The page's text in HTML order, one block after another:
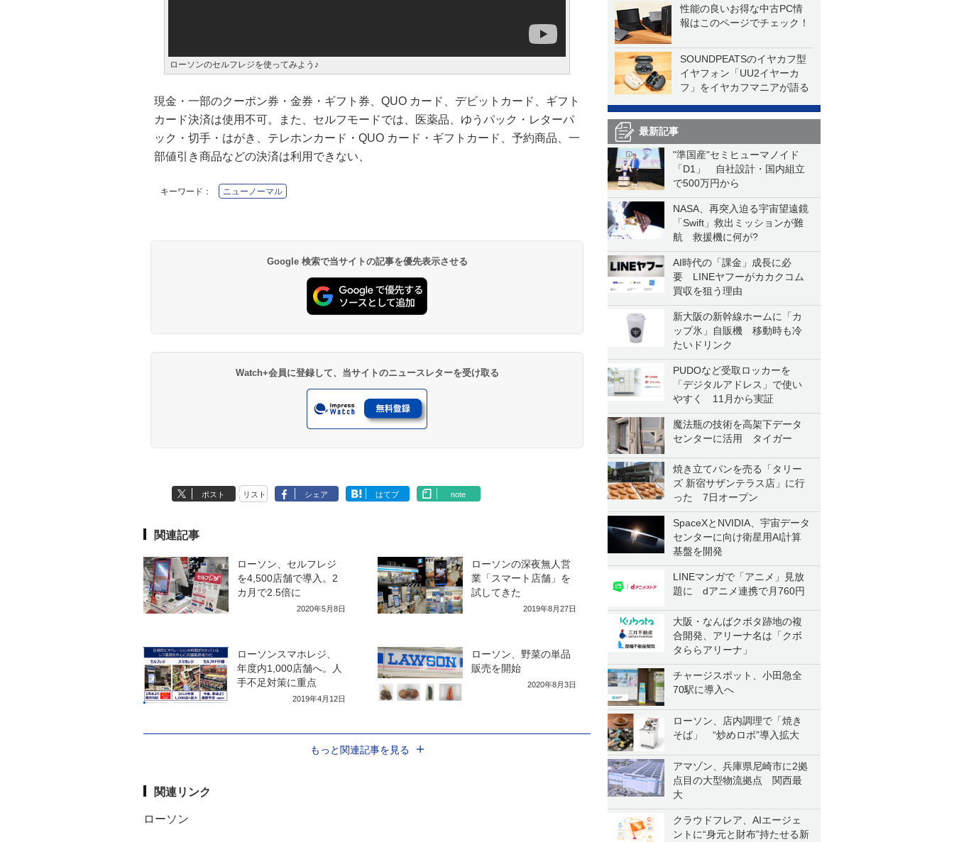
性能の良いお得な中古PC情
報はこのページでチェック！
SOUNDPEATSのイヤカフ型
イヤフォン「UU2イヤーカ
フ」をイヤカフマニアが語る
最新記事
"準国産"セミヒューマノイド
「D1」 自社設計・国内組立
で500万円から
NASA、再突入迫る宇宙望遠鏡
「Swift」救出ミッションが難
航 救援機に何が?
AI時代の「課金」成長に必
要 LINEヤフーがカカクコム
買収を狙う理由
新大阪の新幹線ホームに「カ
ップ氷」自販機 移動時も冷
たいドリンク
PUDOなど受取ロッカーを
「デジタルアドレス」で使い
やすく 11月から実証
魔法瓶の技術を高架下データ
センターに活用 タイガー
焼き立てパンを売る「タリー
ズ 新宿サザンテラス店」に行
った 7日オープン
SpaceXとNVIDIA、宇宙データ
センターに向け衛星用AI計算
基盤を開発
LINEマンガで「アニメ」見放
題に dアニメ連携で月760円
大阪・なんばクボタ跡地の複
合開発、アリーナ名は「クボ
タららアリーナ」
チャージスポット、小田急全
70駅に導入へ
ローソン、店内調理で「焼き
そば」 “炒めロボ”導入拡大
アマゾン、兵庫県尼崎市に2拠
点目の大型物流拠点 関西最
大
クラウドフレア、AIエージェ
ントに“身元と財布”持たせる新
ローソンのセルフレジを使ってみよう♪
現金・一部のクーポン券・金券・ギフト券、QUO カード、デビットカード、ギフト
カード決済は使用不可。また、セルフモードでは、医薬品、ゆうパック・レターパ
ック・切手・はがき、テレホンカード・QUO カード・ギフトカード、予約商品、一
部値引き商品などの決済は利用できない、
キーワード： ニューノーマル
Google 検索で当サイトの記事を優先表示させる
Watch+会員に登録して、当サイトのニュースレターを受け取る
ポスト リスト シェア はてブ note
関連記事
ローソン、セルフレジ
を4,500店舗で導入。2
カ月で2.5倍に
2020年5月8日
ローソンの深夜無人営
業「スマート店舗」を
試してきた
2019年8月27日
ローソンスマホレジ、
年度内1,000店舗へ。人
手不足対策に重点
2019年4月12日
ローソン、野菜の単品
販売を開始
2020年8月3日
もっと関連記事を見る
関連リンク
ローソン